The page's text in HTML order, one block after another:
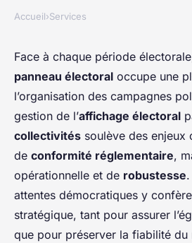
Panneau électoral
réglementation et
pour les
Adèle•1 février 2026•5 min de
Accueil›Services
Face à chaque période
panneau électoral occupe une
l’organisation des campagnes
gestion de l’affichage électoral
collectivités soulève des enjeux
de conformité réglementaire,
opérationnelle et de robustesse
attentes démocratiques y
stratégique, tant pour assurer
que pour préserver la fiabilité du